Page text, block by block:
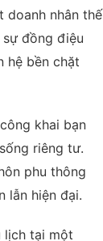
doanh nhân thế
sự đồng điệu
hệ bền chặt
khai bạn
riêng tư.
phu thông
lẫn hiện đại.
lịch tại một